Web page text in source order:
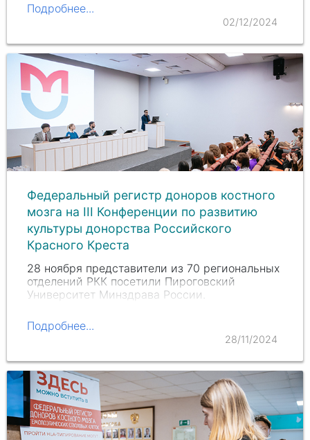
Подробнее...
02/12/2024
Федеральный регистр доноров костного
мозга на III Конференции по развитию
культуры донорства Российского
Красного Креста
28 ноября представители из 70 региональных
отделений РКК посетили Пироговский
Университет Минздрава России.
Подробнее...
28/11/2024